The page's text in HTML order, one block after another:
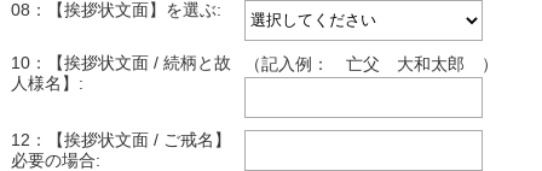
08：【挨拶状文面】を選ぶ:
10：【挨拶状文面 / 続柄と故
人様名】:
（記入例： 亡父 大和太郎 ）
12：【挨拶状文面 / ご戒名】
必要の場合: